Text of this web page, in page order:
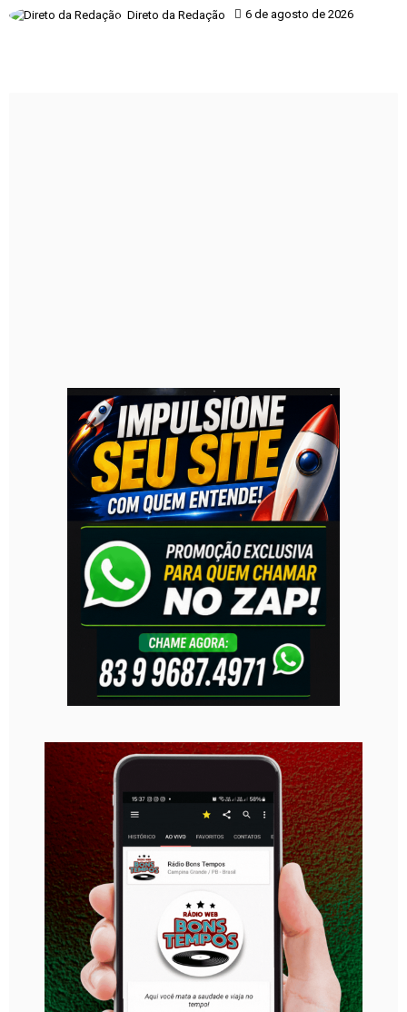
Direto da Redação 6 de agosto de 2026